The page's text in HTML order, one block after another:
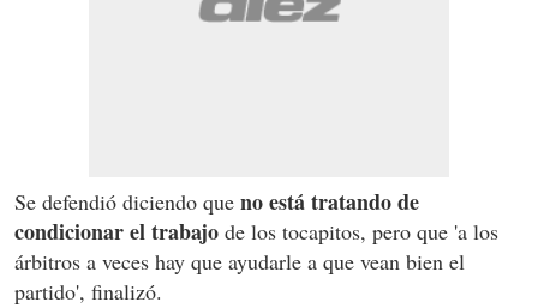
Se defendió diciendo que no está tratando de
condicionar el trabajo de los tocapitos, pero que 'a los
árbitros a veces hay que ayudarle a que vean bien el
partido', finalizó.